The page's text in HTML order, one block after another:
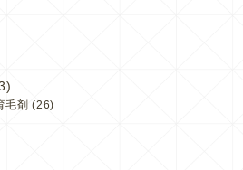
毛剤 (26)